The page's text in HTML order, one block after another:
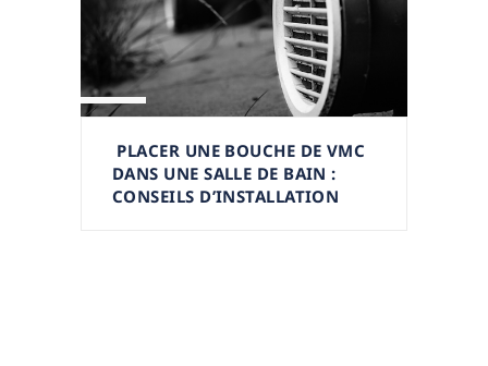
PLACER UNE BOUCHE DE VMC
DANS UNE SALLE DE BAIN :
CONSEILS D’INSTALLATION